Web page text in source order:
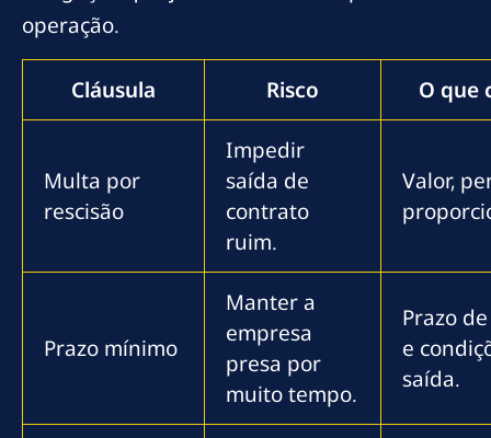
operação.
Cláusula Risco O que
Multa por
rescisão
Impedir
saída de
contrato
ruim.
Valor,
Prazo mínimo
Manter a
empresa
presa por
muito tempo.
Prazo
e
saída.